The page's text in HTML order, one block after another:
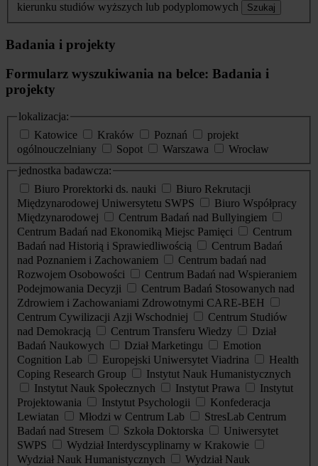
kierunku studiów wyższych lub podyplomowych
Szukaj
Badania i projekty
Formularz wyszukiwania na belce: Badania i
projekty
lokalizacja:
Katowice
Kraków Poznań
projekt
ogólnouczelniany
Sopot Warszawa
Wrocław
jednostka badawcza:
Biuro Prorektorki ds. nauki
Biuro Rekrutacji
Międzynarodowej Uniwersytetu SWPS
Biuro Współpracy
Międzynarodowej
Centrum Badań nad Bullyingiem
Centrum Badań nad Ekonomiką Miejsc Pamięci
Centrum
Badań nad Historią i Sprawiedliwością
Centrum Badań
nad Poznaniem i Zachowaniem
Centrum badań nad
Rozwojem Osobowości
Centrum Badań nad Wspieraniem
Podejmowania Decyzji
Centrum Badań Stosowanych nad
Zdrowiem i Zachowaniami Zdrowotnymi CARE-BEH
Centrum Cywilizacji Azji Wschodniej
Centrum Studiów
nad Demokracją
Centrum Transferu Wiedzy
Dział
Badań Naukowych
Dział Marketingu
Emotion
Cognition Lab
Europejski Uniwersytet Viadrina
Health
Coping Research Group
Instytut Nauk Humanistycznych
Instytut Nauk Społecznych
Instytut Prawa
Instytut
Projektowania
Instytut Psychologii
Konfederacja
Lewiatan
Młodzi w Centrum Lab
StresLab Centrum
Badań nad Stresem
Szkoła Doktorska
Uniwersytet
SWPS
Wydział Interdyscyplinarny w Krakowie
Wydział Nauk Humanistycznych
Wydział Nauk